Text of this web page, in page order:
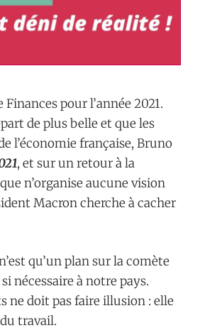
pour l’année 2021.
de plus belle et que les
l’économie française, Bruno
, et sur un retour à la
n’organise aucune vision
Macron cherche à cacher
qu’un plan sur la comète
nécessaire à notre pays.
ne doit pas faire illusion : elle
travail.